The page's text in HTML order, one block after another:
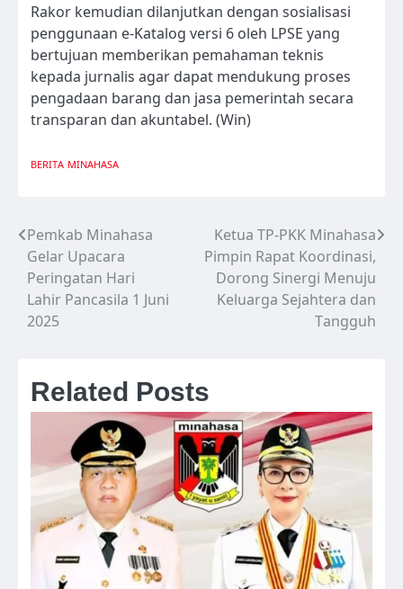
Rakor kemudian dilanjutkan dengan sosialisasi
penggunaan e-Katalog versi 6 oleh LPSE yang
bertujuan memberikan pemahaman teknis
kepada jurnalis agar dapat mendukung proses
pengadaan barang dan jasa pemerintah secara
transparan dan akuntabel. (Win)
BERITA MINAHASA
Navigasi
pos
Pemkab Minahasa
Gelar Upacara
Peringatan Hari
Lahir Pancasila 1 Juni
2025
Ketua TP-PKK Minahasa
Pimpin Rapat Koordinasi,
Dorong Sinergi Menuju
Keluarga Sejahtera dan
Tangguh
Related Posts